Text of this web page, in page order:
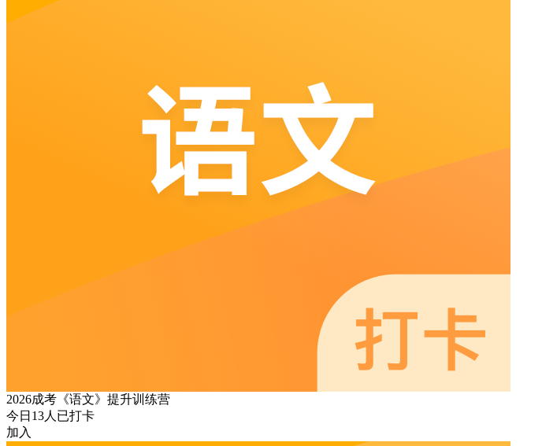
2026成考《语文》提升训练营
今日 13人已打卡
加入